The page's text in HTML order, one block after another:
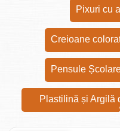
Pixuri cu
Creioane
Pensule
Plastilină și Argilă